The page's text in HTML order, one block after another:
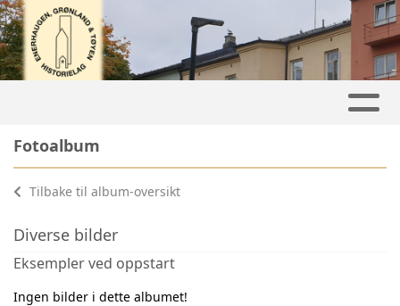
Fotoalbum
Tilbake til album-oversikt
Diverse bilder
Eksempler ved oppstart
Ingen bilder i dette albumet!